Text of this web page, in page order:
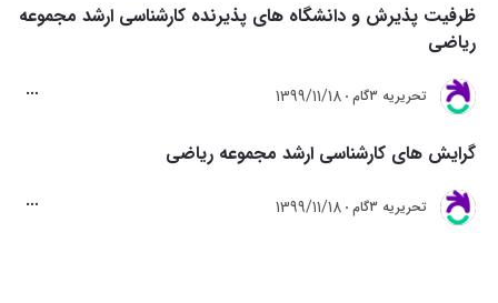
ظرفیت پذیرش و دانشگاه های پذیرنده کارشناسی ارشد مجموعه
ریاضی
تحريريه 3گام 1399/11/18
گرایش های کارشناسی ارشد مجموعه ریاضی
تحريريه 3گام 1399/11/18